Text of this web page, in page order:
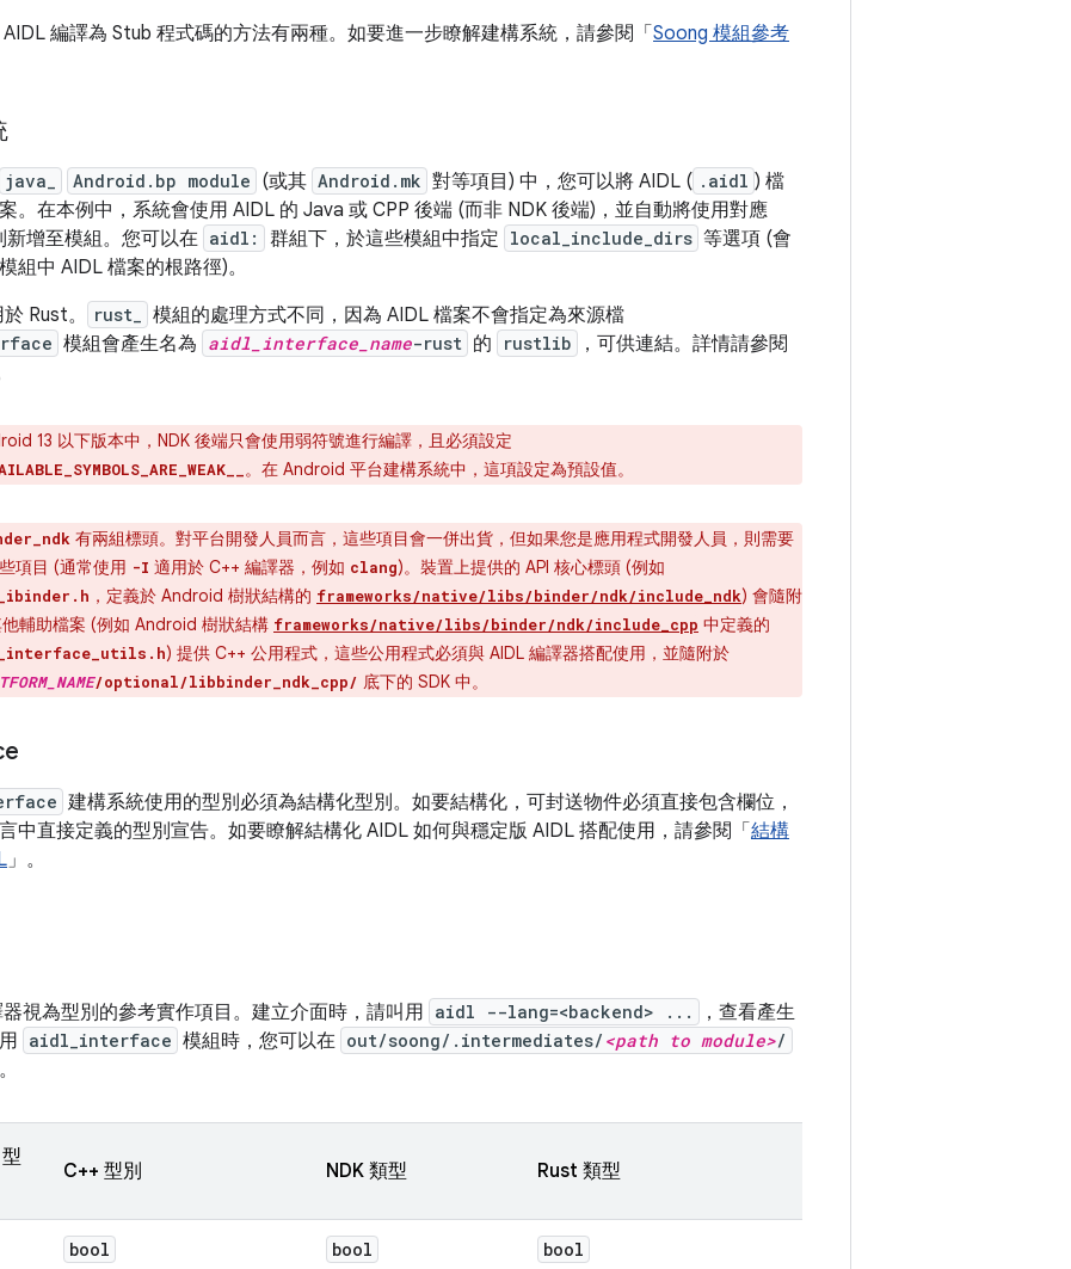
編譯為 Stub 程式碼的方法有兩種。如要進一步瞭解建構系統，請參閱「 Soong 模組參考
java_ Android.bp module (或其 Android.mk 對等項目) 中，您可以將 AIDL ( .aidl ) 檔
。在本例中，系統會使用 AIDL 的 Java 或 CPP 後端 (而非 NDK 後端)，並自動將使用對應
新增至模組。您可以在 aidl: 群組下，於這些模組中指定 local_include_dirs 等選項 (會
組中 AIDL 檔案的根路徑)。
Rust。
rust_
模組的處理方式不同，因為 AIDL 檔案不會指定為來源檔
模組會產生名為 aidl_interface_name-rust 的 rustlib
，可供連結。詳情請參閱
13 以下版本中，NDK 後端只會使用弱符號進行編譯，且必須設定
。在 Android 平台建構系統中，這項設定為預設值。
有兩組標頭。對平台開發人員而言，這些項目會一併出貨，但如果您是應用程式開發人員，則需要
項目 (通常使用 -I 適用於 C++ 編譯器，例如 clang)。裝置上提供的 API 核心標頭 (例如
，定義於 Android 樹狀結構的 frameworks/native/libs/binder/ndk/include_ndk) 會隨附
輔助檔案 (例如 Android 樹狀結構 frameworks/native/libs/binder/ndk/include_cpp 中定義的
) 提供 C++ 公用程式，這些公用程式必須與 AIDL 編譯器搭配使用，並隨附於
/optional/libbinder_ndk_cpp/ 底下的 SDK 中。
建構系統使用的型別必須為結構化型別。如要結構化，可封送物件必須直接包含欄位，
中直接定義的型別宣告。如要瞭解結構化 AIDL 如何與穩定版 AIDL 搭配使用，請參閱「 結構
」。
視為型別的參考實作項目。建立介面時，請叫用 aidl --lang=<backend> ...
，查看產生
aidl_interface 模組時，您可以在 out/soong/.intermediates/ <path to module>/
C++ 型別 NDK 類型 Rust 類型
bool bool bool